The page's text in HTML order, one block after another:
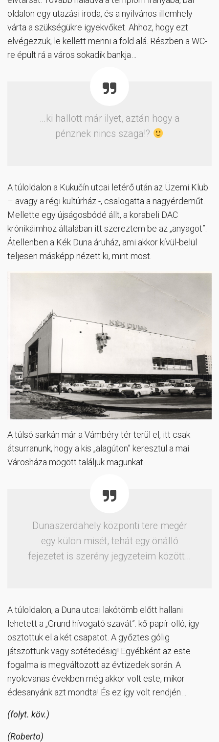
oldalon egy utazási iroda, és a nyilvános illemhely
várta a szükségükre igyekvőket. Ahhoz, hogy ezt
elvégezzük, le kellett menni a föld alá. Részben a WC-
re épült rá a város sokadik bankja…
…ki hallott már ilyet, aztán hogy a
pénznek nincs szaga!?
A túloldalon a Kukučín utcai letérő után az Üzemi Klub
– avagy a régi kultúrház -, csalogatta a nagyérdeműt.
Mellette egy újságosbódé állt, a korabeli DAC
krónikáimhoz általában itt szereztem be az „anyagot”.
Átellenben a Kék Duna áruház, ami akkor kívül-belül
teljesen másképp nézett ki, mint most.
A túlsó sarkán már a Vámbéry tér terül el, itt csak
átsurranunk, hogy a kis „alagúton” keresztül a mai
Városháza mögött találjuk magunkat.
Dunaszerdahely központi tere megér
egy külön misét, tehát egy önálló
fejezetet is szerény jegyzeteim között…
A túloldalon, a Duna utcai lakótömb előtt hallani
lehetett a „Grund hívogató szavát”: kő-papír-olló, így
osztottuk el a két csapatot. A győztes gólig
játszottunk vagy sötétedésig! Egyébként az este
fogalma is megváltozott az évtizedek során. A
nyolcvanas években még akkor volt este, mikor
édesanyánk azt mondta! És ez így volt rendjén…
(folyt. köv.)
(Roberto)